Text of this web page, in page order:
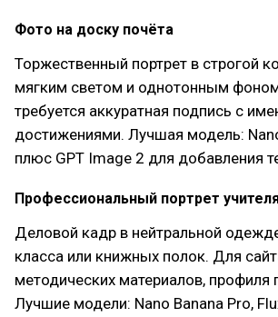
Фото на доску почёта
Торжественный портрет в строгой
мягким светом и однотонным
требуется аккуратная подпись с
достижениями. Лучшая модель:
плюс GPT Image 2 для добавления
Профессиональный портрет
Деловой кадр в нейтральной
класса или книжных полок. Для
методических материалов, профиля
Лучшие модели: Nano Banana Pro,